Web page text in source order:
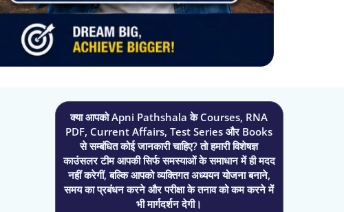
क्या आपको Apni Pathshala के Courses, RNA
PDF, Current Affairs, Test Series और Books
से सम्बंधित कोई जानकारी चाहिए? तो हमारी विशेषज्ञ
काउंसलर टीम आपकी सिर्फ समस्याओं के समाधान में ही मदद
नहीं करेगीं, बल्कि आपको व्यक्तिगत अध्ययन योजना बनाने,
समय का प्रबंधन करने और परीक्षा के तनाव को कम करने में
भी मार्गदर्शन देगी।